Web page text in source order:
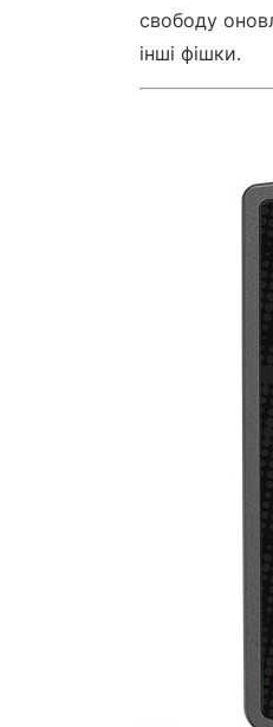
свободу
інші фішки.